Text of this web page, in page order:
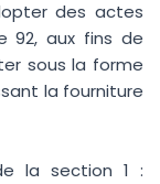
des actes
92, aux fins de
sous la forme
la fourniture
la section 1 :